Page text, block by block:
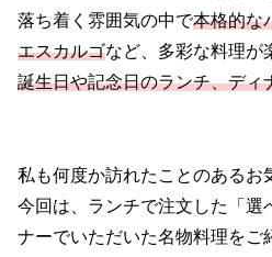
落ち着く雰囲気の中で本格的な
エスカルゴなど、多彩な料理が
誕生日や記念日のランチ、ディ
私も何度か訪れたことのあるお
今回は、ランチで注文した「選
ナーでいただいた名物料理をご